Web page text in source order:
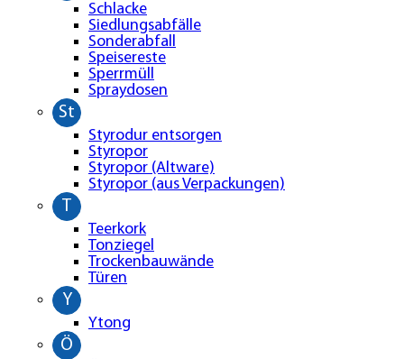
Schlacke
Siedlungsabfälle
Sonderabfall
Speisereste
Sperrmüll
Spraydosen
St
Styrodur entsorgen
Styropor
Styropor (Altware)
Styropor (aus Verpackungen)
T
Teerkork
Tonziegel
Trockenbauwände
Türen
Y
Ytong
Ö